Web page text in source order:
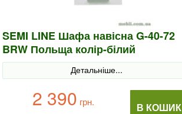
SEMI LINE Шафа навісна G-40-72
BRW Польща колір-білий
Детальніше...
В КОШИК
2 390 грн.